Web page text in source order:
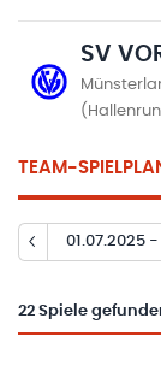
SV
TEAM-
01.07.2025
22 Spiele